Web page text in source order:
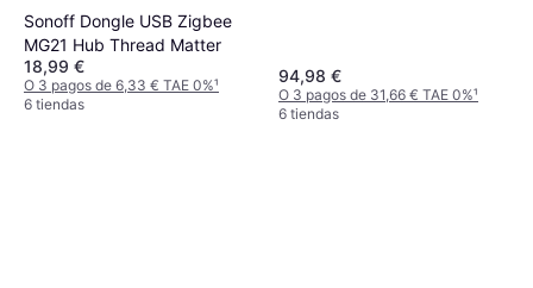
Sonoff Dongle USB Zigbee
MG21 Hub Thread Matter
18,99 €
O 3 pagos de 6,33 € TAE 0%¹
6 tiendas
94,98 €
O 3 pagos de 31,66 € TAE 0%¹
6 tiendas